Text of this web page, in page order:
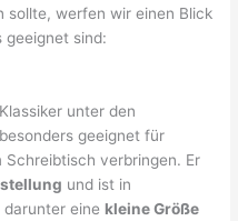
sollte, werfen wir einen Blick
geeignet sind:
unter den
geeignet für
Schreibtisch verbringen. Er
und ist in
eine kleine Größe